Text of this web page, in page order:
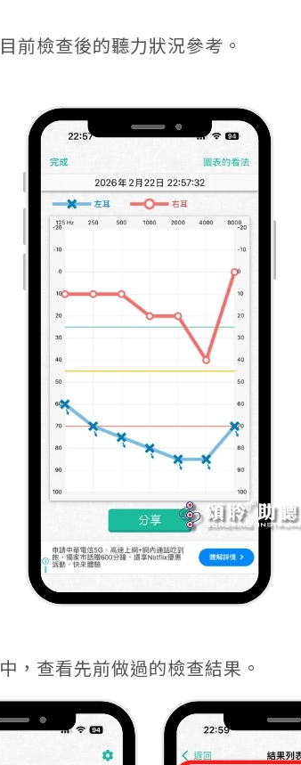
前檢查後的聽力狀況參考。
，查看先前做過的檢查結果。